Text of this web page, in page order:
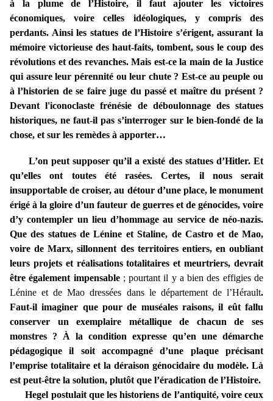
à la plume de l’Histoire, il faut ajouter les victoires
économiques, voire celles idéologiques, y compris des
perdants. Ainsi les statues de l’Histoire s’érigent, assurant la
mémoire victorieuse des haut-faits, tombent, sous le coup des
révolutions et des revanches. Mais est-ce la main de la Justice
qui assure leur pérennité ou leur chute ? Est-ce au peuple ou
à l’historien de se faire juge du passé et maître du présent ?
Devant l'iconoclaste frénésie de déboulonnage des statues
historiques, ne faut-il pas s’interroger sur le bien-fondé de la
chose, et sur les remèdes à apporter…
L’on peut supposer qu’il a existé des statues d’Hitler. Et
qu’elles ont toutes été rasées. Certes, il nous serait
insupportable de croiser, au détour d’une place, le monument
érigé à la gloire d’un fauteur de guerres et de génocides, voire
d’y contempler un lieu d’hommage au service de néo-nazis.
Que des statues de Lénine et Staline, de Castro et de Mao,
voire de Marx, sillonnent des territoires entiers, en oubliant
leurs projets et réalisations totalitaires et meurtriers, devrait
être également impensable ; pourtant il y a bien des effigies de
Lénine et de Mao dressées dans le département de l’Hérault.
Faut-il imaginer que pour de muséales raisons, il eût fallu
conserver un exemplaire métallique de chacun de ses
monstres ? À la condition expresse qu’en une démarche
pédagogique il soit accompagné d’une plaque précisant
l’emprise totalitaire et la déraison génocidaire du modèle. Là
est peut-être la solution, plutôt que l’éradication de l’Histoire.
Hegel postulait que les historiens de l’antiquité, voire ceux